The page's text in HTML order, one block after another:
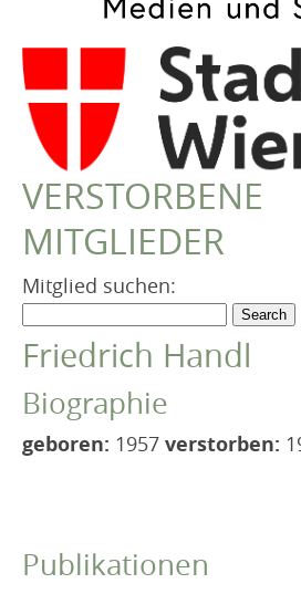
TERMINE
TERMINE sortiert
LYRIK IM MÄRZ
MITGLIEDER
VEREIN
Robert Musil
TERMINARCHIV
IN MEMORIAM
VERSTORBENE
MITGLIEDER
Mitglied suchen:
Friedrich Handl
Biographie
geboren: 1957 verstorben:
Publikationen